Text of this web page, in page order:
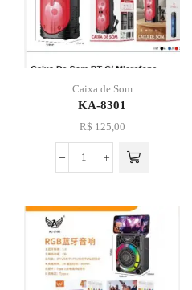
Caixa de Som
KA-8301
R$ 125,00